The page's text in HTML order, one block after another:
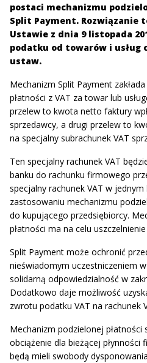
postaci mechanizmu
Split Payment. Rozwiązanie
Ustawie z dnia 9 listopada
podatku od towarów i usług
ustaw.
Mechanizm Split Payment
płatności z VAT za towar lub
przelew to kwota netto faktury
sprzedawcy, a drugi przelew to
na specjalny subrachunek VAT
Ten specjalny rachunek VAT
banku do rachunku firmowego
specjalny rachunek VAT w
zastosowaniu mechanizmu
do kupującego przedsiębiorcy.
płatności ma na celu
Split Payment może ochronić
nieświadomym uczestniczeniem
solidarną odpowiedzialność w
Dodatkowo daje możliwość
zwrotu podatku VAT na rachunek
Mechanizm podzielonej
obciążenie dla bieżącej płynności
będą mieli swobody